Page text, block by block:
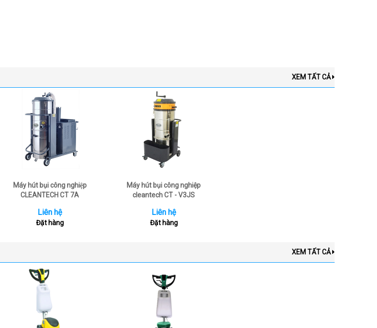
XEM TẤT CẢ
Máy hút bụi công nghiệp
CLEANTECH CT 7A
Liên hệ
Đặt hàng
Máy hút bụi công nghiệp
cleantech CT - V3JS
Liên hệ
Đặt hàng
XEM TẤT CẢ